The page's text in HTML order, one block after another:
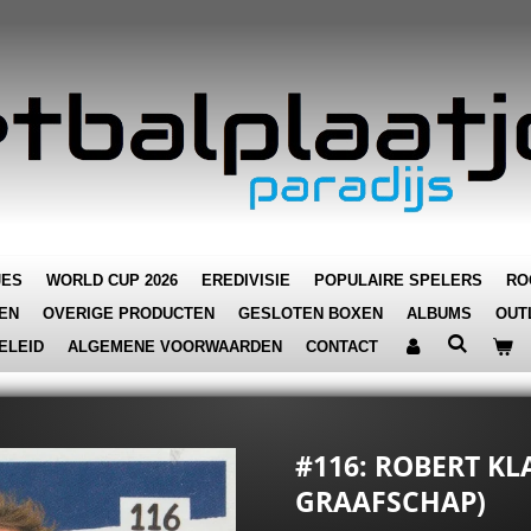
WORLD CUP 2026 EREDIVISIE POPULAIRE SPELERS
OVERIGE PRODUCTEN GESLOTEN BOXEN ALBUMS
ALGEMENE VOORWAARDEN CONTACT
#116: ROBERT
GRAAFSCHAP)